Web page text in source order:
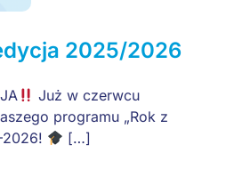
2025/2026
Już w czerwcu
programu „Rok z
[…]